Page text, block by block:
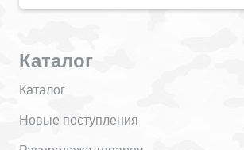
Каталог
Каталог
Новые поступления